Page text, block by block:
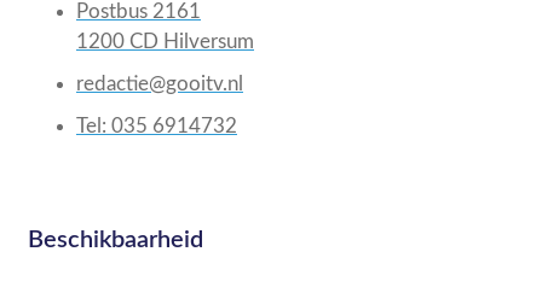
Postbus 2161
1200 CD Hilversum
redactie@gooitv.nl
Tel: 035 6914732
Beschikbaarheid